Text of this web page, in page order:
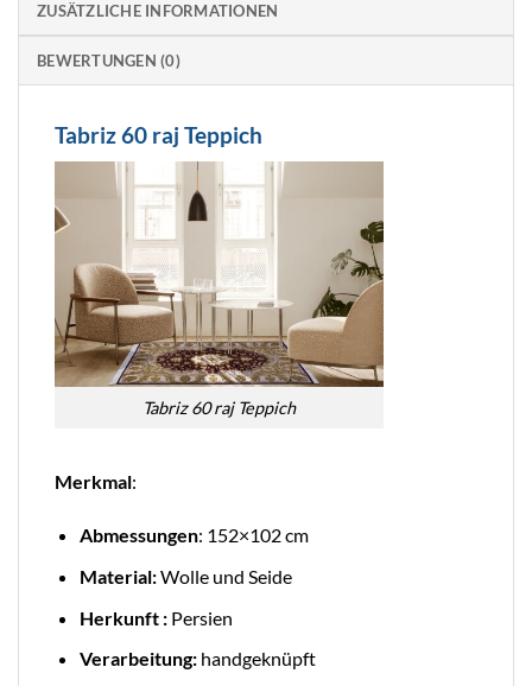
ZUSÄTZLICHE INFORMATIONEN
BEWERTUNGEN (0)
Tabriz 60 raj Teppich
Tabriz 60 raj Teppich
Merkmal:
Abmessungen: 152×102 cm
Material:Wolle und Seide
Herkunft : Persien
Verarbeitung:handgeknüpft